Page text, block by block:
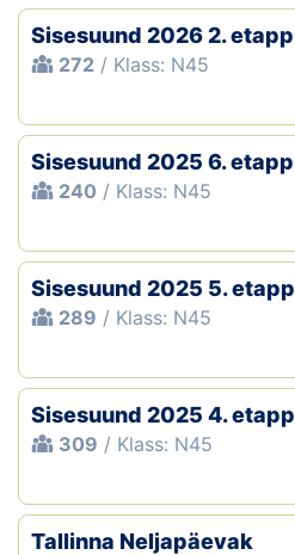
Sisesuund 2026 2. etapp
272 / Klass: N45
Sisesuund 2025 6. etapp
240 / Klass: N45
Sisesuund 2025 5. etapp
289 / Klass: N45
Sisesuund 2025 4. etapp
309 / Klass: N45
Tallinna Neljapäevak